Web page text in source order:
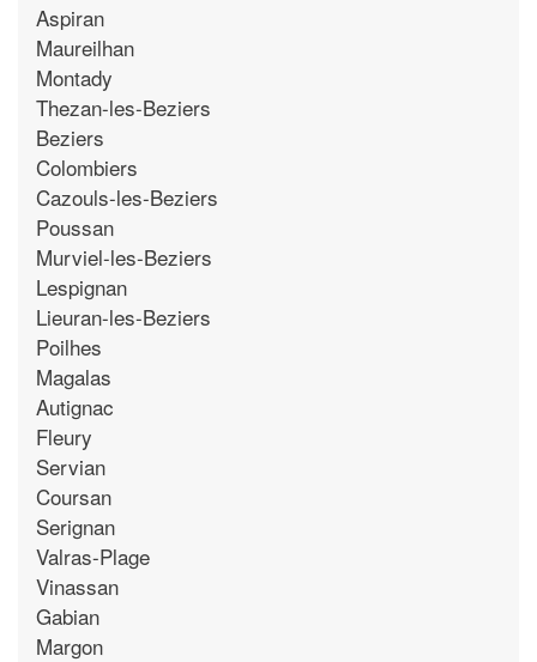
Aspiran
Maureilhan
Montady
Thezan-les-Beziers
Beziers
Colombiers
Cazouls-les-Beziers
Poussan
Murviel-les-Beziers
Lespignan
Lieuran-les-Beziers
Poilhes
Magalas
Autignac
Fleury
Servian
Coursan
Serignan
Valras-Plage
Vinassan
Gabian
Margon